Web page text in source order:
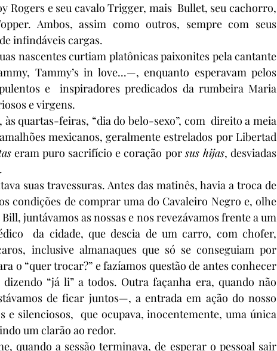
Rogers e seu cavalo Trigger, mais  Bullet, seu cachorro,
Ambos, assim como outros, sempre com seus
infindáveis cargas.
nascentes curtiam platônicas paixonites pela cantante
Tammy’s in love...—, enquanto esperavam pelos
e  inspiradores predicados da rumbeira Maria
e virgens.
quartas-feiras, “dia do belo-sexo”, com  direito a meia
mexicanos, geralmente estrelados por Libertad
eram puro sacrifício e coração por sus hijas, desviadas
suas travessuras. Antes das matinês, havia a troca de
condições de comprar uma do Cavaleiro Negro e, olhe
juntávamos as nossas e nos revezávamos frente a um
da cidade, que descia de um carro, com chofer,
inclusive almanaques que só se conseguiam por
o “quer trocar?” e fazíamos questão de antes conhecer
“já li” a todos. Outra façanha era, quando não
de ficar juntos—, a entrada em ação do nosso
e silenciosos,  que ocupava, inocentemente, uma única
um clarão ao redor.
a sessão terminava, de esperar o pessoal sair